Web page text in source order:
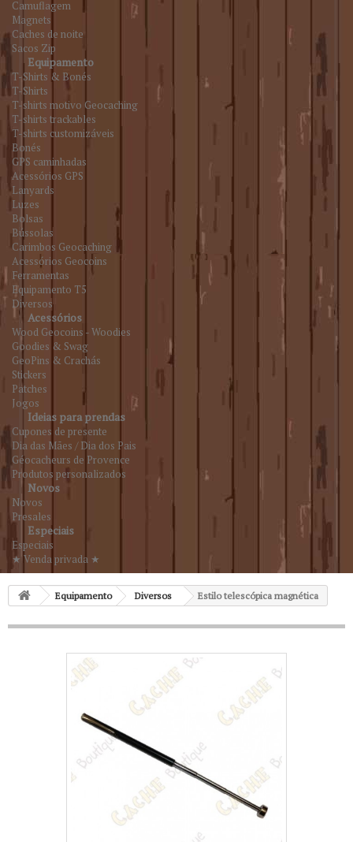
Camuflagem
Magnets
Caches de noite
Sacos Zip
Equipamento
T-Shirts & Bonés
T-Shirts
T-shirts motivo Geocaching
T-shirts trackables
T-shirts customizáveis
Bonés
GPS caminhadas
Acessórios GPS
Lanyards
Luzes
Bolsas
Bússolas
Carimbos Geocaching
Acessórios Geocoins
Ferramentas
Equipamento T5
Diversos
Acessórios
Wood Geocoins - Woodies
Goodies & Swag
GeoPins & Crachás
Stickers
Patches
Jogos
Ideias para prendas
Cupones de presente
Dia das Mães / Dia dos Pais
Géocacheurs de Provence
Produtos personalizados
Novos
Novos
Presales
Especiais
Especiais
★ Venda privada ★
Equipamento Diversos Estilo telescópica magnética